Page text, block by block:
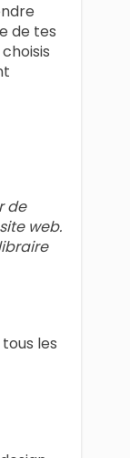
de tes
de
web.
les